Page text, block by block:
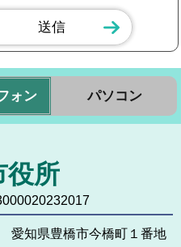
ォン パソコン
役所
愛知県豊橋市今橋町１番地